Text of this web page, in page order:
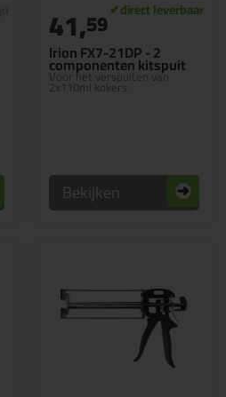
Irion FX7-21DP - 2
componenten kitspuit
Voor het verspuiten van
2x110ml kokers
41,59
Bekijken